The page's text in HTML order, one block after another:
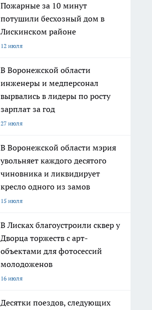
Пожарные за 10 минут
потушили бесхозный дом в
Лискинском районе
12 июля
В Воронежской области
инженеры и медперсонал
вырвались в лидеры по росту
зарплат за год
27 июля
В Воронежской области мэрия
увольняет каждого десятого
чиновника и ликвидирует
кресло одного из замов
15 июля
В Лисках благоустроили сквер у
Дворца торжеств с арт-
объектами для фотосессий
молодоженов
16 июля
Десятки поездов, следующих